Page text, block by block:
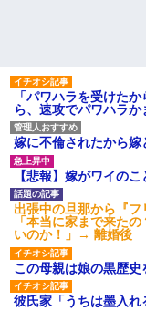
「パワハラを受けた
ら、速攻でパワハラか
嫁に不倫されたから
【悲報】嫁がワイの
出張中の旦那から『
「本当に家まで来た
いのか！」→ 離婚後
この母親は娘の黒歴
彼氏家「うちは墨入